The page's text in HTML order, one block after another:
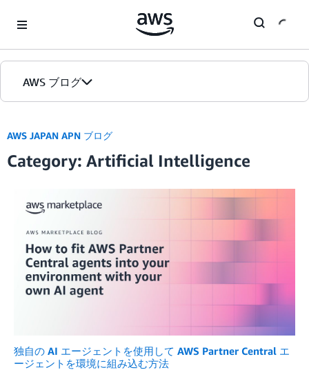
AWS ブログ
カテゴリ
AWS JAPAN APN ブログ
Category: Artificial Intelligence
独自の AI エージェントを使用して AWS Partner Central エ
ージェントを環境に組み込む方法